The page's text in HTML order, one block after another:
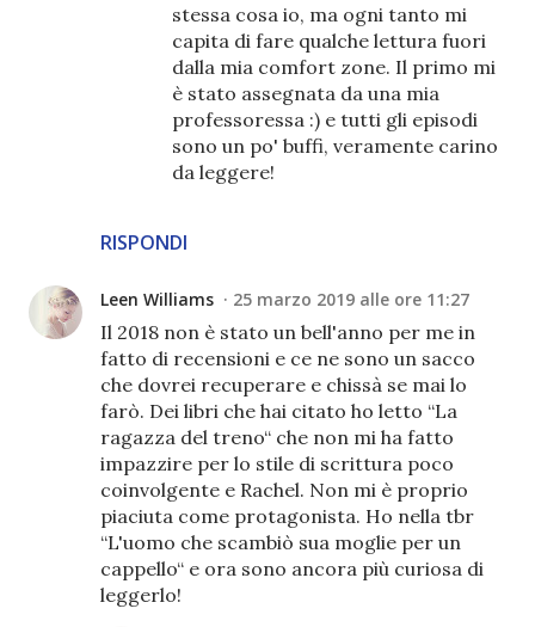
RISPONDI
stessa cosa io, ma ogni tanto mi
capita di fare qualche lettura fuori
dalla mia comfort zone. Il primo mi
è stato assegnata da una mia
professoressa :) e tutti gli episodi
sono un po' buffi, veramente carino
da leggere!
Leen Williams 25 marzo 2019 alle ore 11:27
Il 2018 non è stato un bell'anno per me in
fatto di recensioni e ce ne sono un sacco
che dovrei recuperare e chissà se mai lo
farò. Dei libri che hai citato ho letto “La
ragazza del treno“ che non mi ha fatto
impazzire per lo stile di scrittura poco
coinvolgente e Rachel. Non mi è proprio
piaciuta come protagonista. Ho nella tbr
“L'uomo che scambiò sua moglie per un
cappello“ e ora sono ancora più curiosa di
leggerlo!